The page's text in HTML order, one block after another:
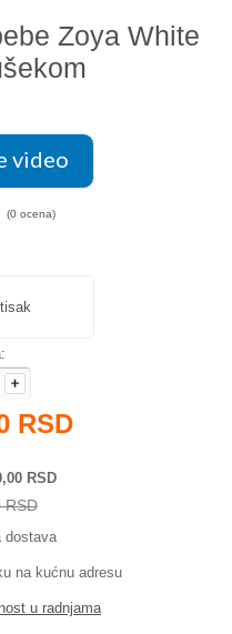
Zoya White
video
(0 ocena)
RSD
RSD
RSD
dostava
na kućnu adresu
u radnjama